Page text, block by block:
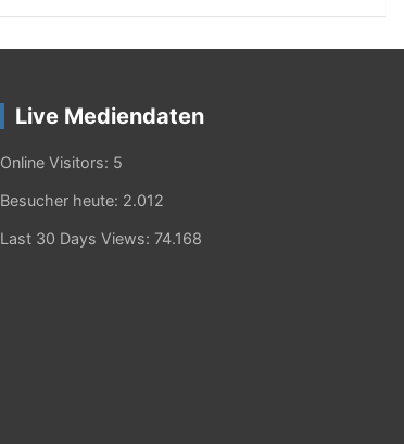
Live Mediendaten
Online Visitors: 5
Besucher heute: 2.012
Last 30 Days Views: 74.168